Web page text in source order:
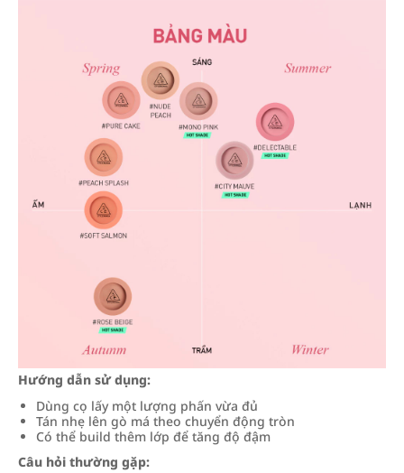
Hướng dẫn sử dụng:
Dùng cọ lấy một lượng phấn vừa đủ
Tán nhẹ lên gò má theo chuyển động tròn
Có thể build thêm lớp để tăng độ đậm
Câu hỏi thường gặp: